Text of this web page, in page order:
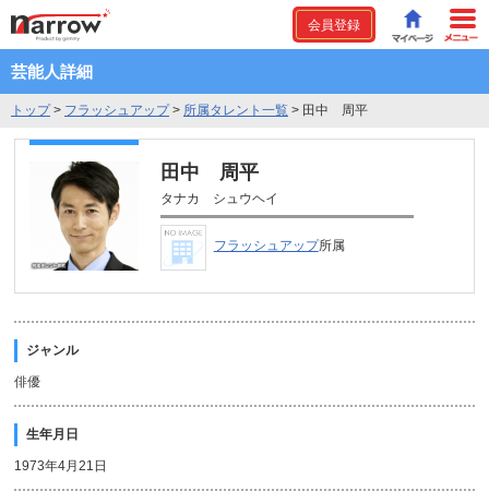
会員登録
芸能人詳細
トップ> フラッシュアップ> 所属タレント一覧 > 田中 周平
田中 周平
タナカ シュウヘイ
フラッシュアップ所属
ジャンル
俳優
生年月日
1973年4月21日